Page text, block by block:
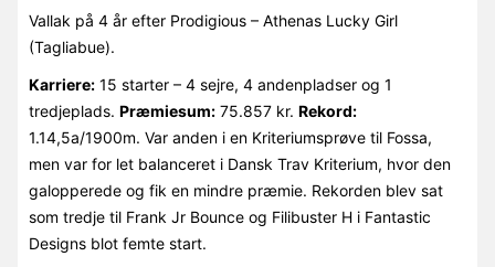
Vallak på 4 år efter Prodigious – Athenas Lucky Girl
(Tagliabue).
Karriere:15 starter – 4 sejre, 4 andenpladser og 1
tredjeplads. Præmiesum:75.857 kr. Rekord:
1.14,5a/1900m. Var anden i en Kriteriumsprøve til Fossa,
men var for let balanceret i Dansk Trav Kriterium, hvor den
galopperede og fik en mindre præmie. Rekorden blev sat
som tredje til Frank Jr Bounce og Filibuster H i Fantastic
Designs blot femte start.